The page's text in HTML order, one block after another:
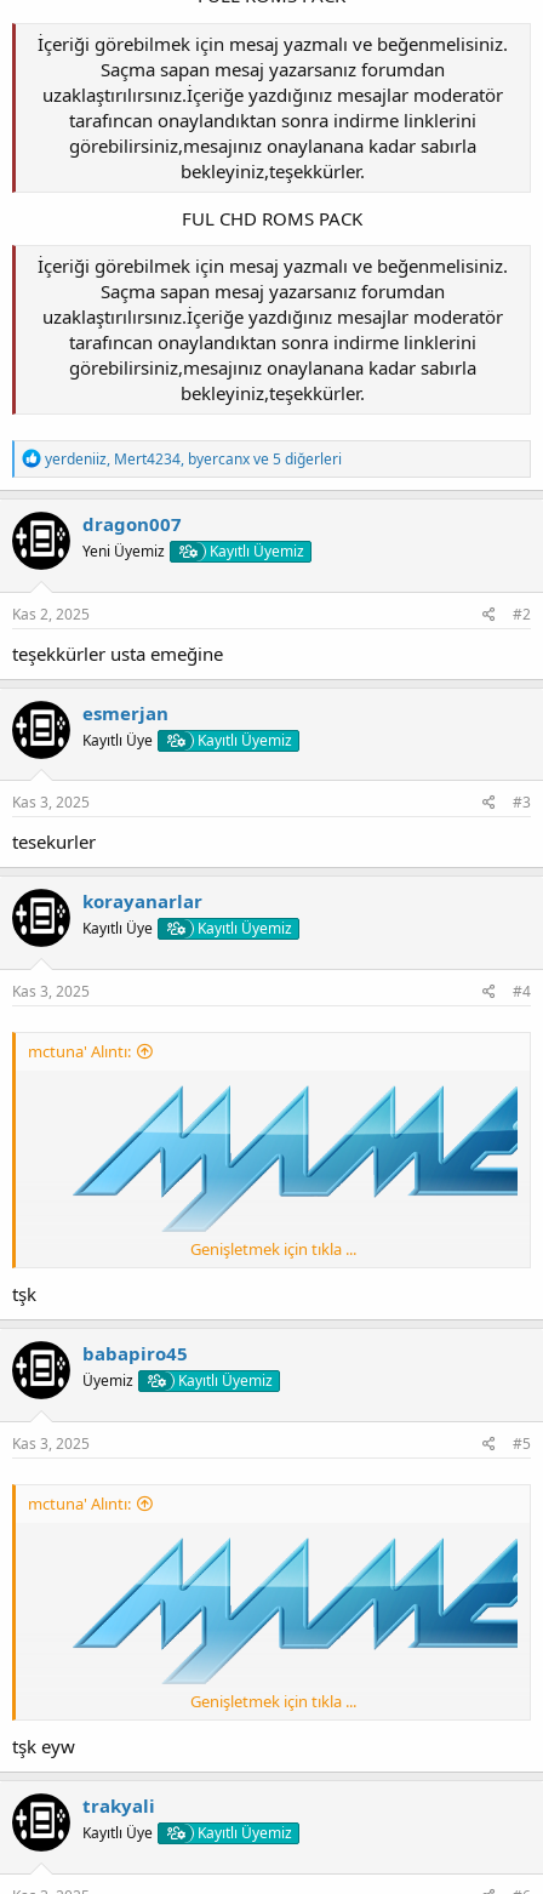
İçeriği görebilmek için mesaj yazmalı ve beğenmelisiniz.
Saçma sapan mesaj yazarsanız forumdan
uzaklaştırılırsınız.İçeriğe yazdığınız mesajlar moderatör
tarafıncan onaylandıktan sonra indirme linklerini
görebilirsiniz,mesajınız onaylanana kadar sabırla
bekleyiniz,teşekkürler.
FUL CHD ROMS PACK
İçeriği görebilmek için mesaj yazmalı ve beğenmelisiniz.
Saçma sapan mesaj yazarsanız forumdan
uzaklaştırılırsınız.İçeriğe yazdığınız mesajlar moderatör
tarafıncan onaylandıktan sonra indirme linklerini
görebilirsiniz,mesajınız onaylanana kadar sabırla
bekleyiniz,teşekkürler.
T
e
p
k
i
l
e
r
:
yerdeniiz, Mert4234, byercanxve 5 diğerleri
dragon007
Yeni Üyemiz Kayıtlı Üyemiz
Kas 2, 2025 #2
teşekkürler usta emeğine
esmerjan
Kayıtlı Üye Kayıtlı Üyemiz
Kas 3, 2025 #3
tesekurler
korayanarlar
Kayıtlı Üye Kayıtlı Üyemiz
Kas 3, 2025 #4
mctuna' Alıntı:
[Gizli içerik]
YENİLİKLER
FUL CHD ROMS PACK
[Gizli içerik]
Genişletmek için tıkla ...
tşk
babapiro45
Üyemiz Kayıtlı Üyemiz
Kas 3, 2025 #5
mctuna' Alıntı:
[Gizli içerik]
YENİLİKLER
Genişletmek için tıkla ...
tşk eyw
trakyali
Kayıtlı Üye Kayıtlı Üyemiz